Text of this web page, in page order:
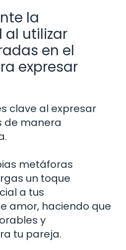
la
utilizar
en el
expresar
clave al expresar
de manera
metáforas
un toque
a tus
amor, haciendo que
y
tu pareja.